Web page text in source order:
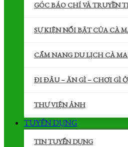
GÓC BÁO CHÍ VÀ TRUYỀN
SỰ KIỆN NỔI BẬT CỦA CÀ
CẨM NANG DU LỊCH CÀ
ĐI ĐÂU – ĂN GÌ – CHƠI GÌ
THƯ VIỆN ẢNH
TUYỂN DỤNG
TIN TUYỂN DỤNG